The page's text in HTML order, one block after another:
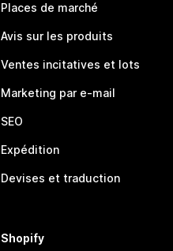
Places de marché
Avis sur les produits
Ventes incitatives et lots
Marketing par e-mail
SEO
Expédition
Devises et traduction
Shopify